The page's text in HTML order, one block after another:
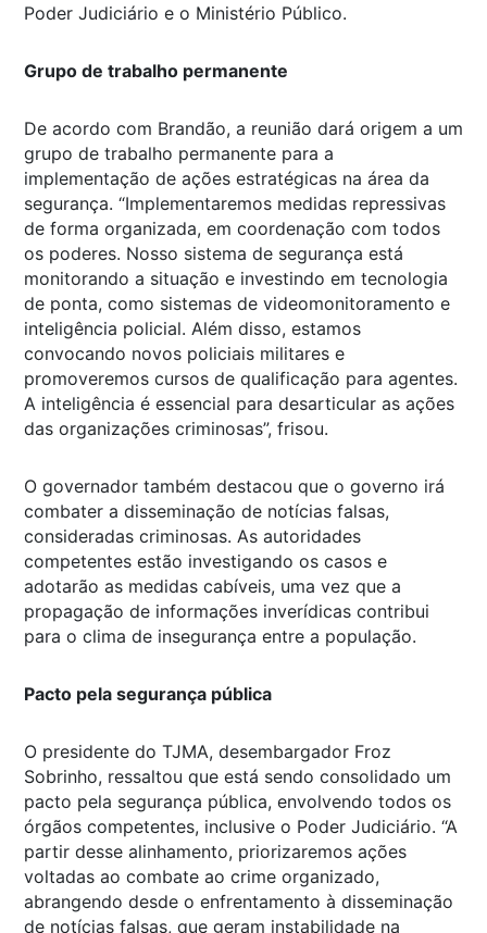
Poder Judiciário e o Ministério Público.
Grupo de trabalho permanente
De acordo com Brandão, a reunião dará origem a um
grupo de trabalho permanente para a
implementação de ações estratégicas na área da
segurança. “Implementaremos medidas repressivas
de forma organizada, em coordenação com todos
os poderes. Nosso sistema de segurança está
monitorando a situação e investindo em tecnologia
de ponta, como sistemas de videomonitoramento e
inteligência policial. Além disso, estamos
convocando novos policiais militares e
promoveremos cursos de qualificação para agentes.
A inteligência é essencial para desarticular as ações
das organizações criminosas”, frisou.
O governador também destacou que o governo irá
combater a disseminação de notícias falsas,
consideradas criminosas. As autoridades
competentes estão investigando os casos e
adotarão as medidas cabíveis, uma vez que a
propagação de informações inverídicas contribui
para o clima de insegurança entre a população.
Pacto pela segurança pública
O presidente do TJMA, desembargador Froz
Sobrinho, ressaltou que está sendo consolidado um
pacto pela segurança pública, envolvendo todos os
órgãos competentes, inclusive o Poder Judiciário. “A
partir desse alinhamento, priorizaremos ações
voltadas ao combate ao crime organizado,
abrangendo desde o enfrentamento à disseminação
de notícias falsas, que geram instabilidade na